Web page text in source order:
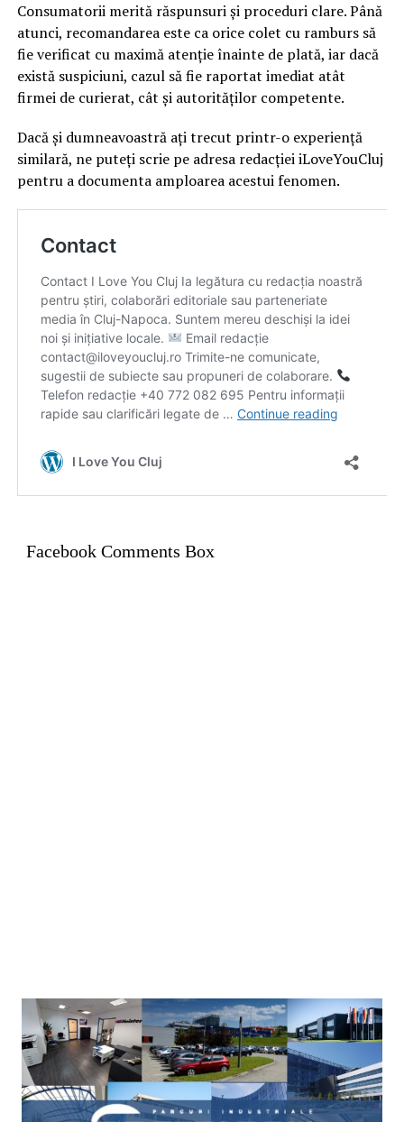
Consumatorii merită răspunsuri și proceduri clare. Până
atunci, recomandarea este ca orice colet cu ramburs să
fie verificat cu maximă atenție înainte de plată, iar dacă
există suspiciuni, cazul să fie raportat imediat atât
firmei de curierat, cât și autorităților competente.
Dacă și dumneavoastră ați trecut printr-o experiență
similară, ne puteți scrie pe adresa redacției iLoveYouCluj
pentru a documenta amploarea acestui fenomen.
Facebook Comments Box